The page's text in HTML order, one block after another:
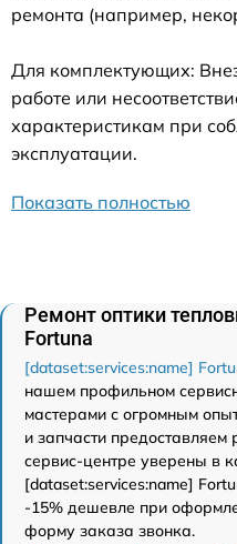
ремонта (например,
Для комплектующих:
работе или
характеристикам при
эксплуатации.
Показать полностью
Ремонт оптики
Fortuna
[dataset:services:name]
нашем профильном
мастерами с огромным
и запчасти
сервис-центре уверены в
[dataset:services:name]
-15% дешевле при
форму заказа звонка.